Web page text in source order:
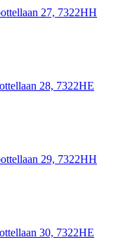
27, 7322HH
28, 7322HE
29, 7322HH
30, 7322HE